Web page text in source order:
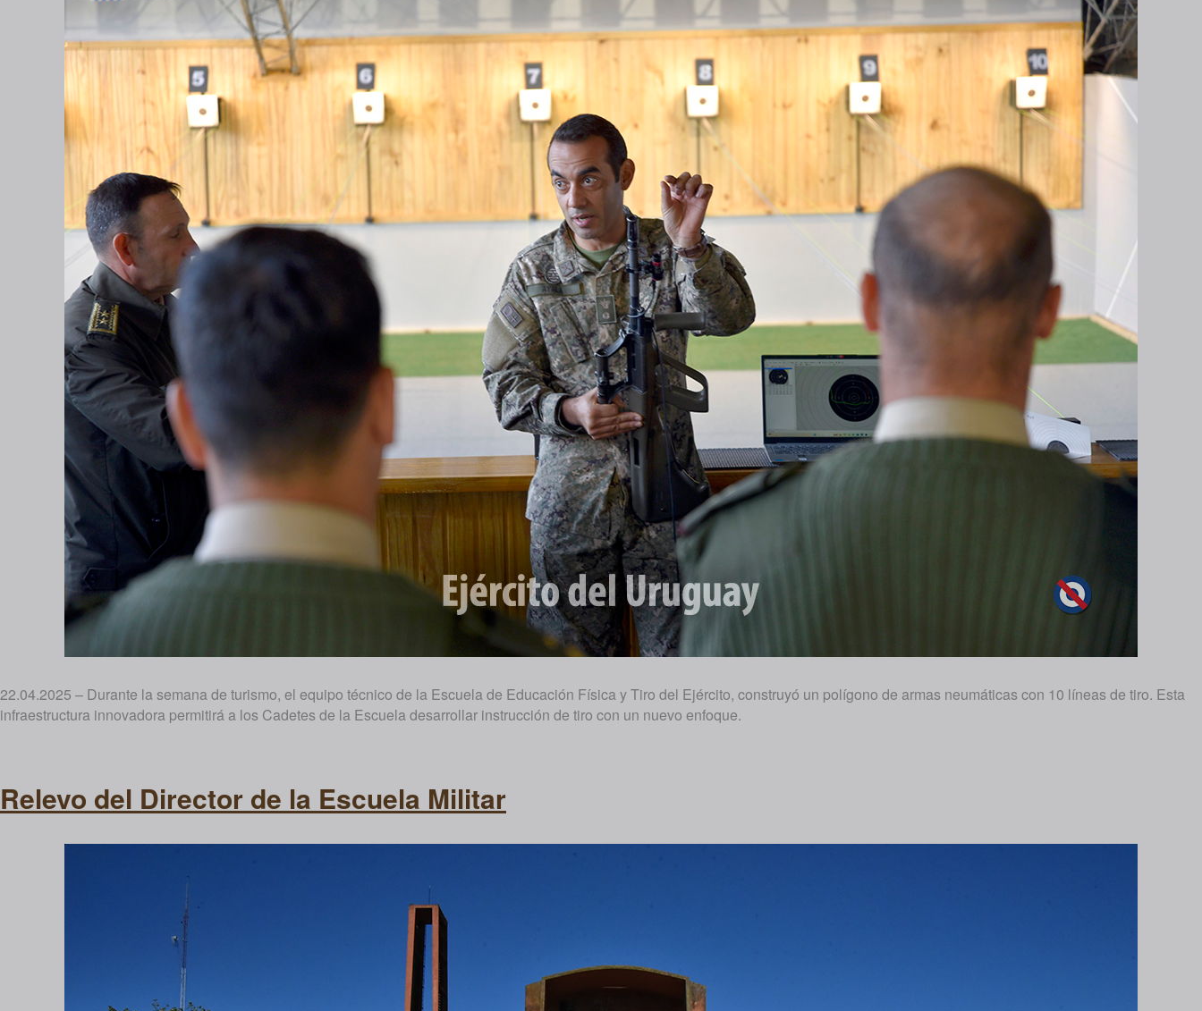
22.04.2025 – Durante la semana de turismo, el equipo técnico de la Escuela de Educación Física y Tiro del Ejército, construyó un polígono de armas neumáticas con 10 líneas de tiro. Esta
infraestructura innovadora permitirá a los Cadetes de la Escuela desarrollar instrucción de tiro con un nuevo enfoque.
Relevo del Director de la Escuela Militar